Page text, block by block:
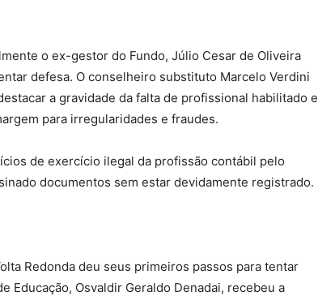
o ex-gestor do Fundo, Júlio Cesar de Oliveira
defesa. O conselheiro substituto Marcelo Verdini
a gravidade da falta de profissional habilitado e
para irregularidades e fraudes.
de exercício ilegal da profissão contábil pelo
documentos sem estar devidamente registrado.
Redonda deu seus primeiros passos para tentar
Educação, Osvaldir Geraldo Denadai, recebeu a